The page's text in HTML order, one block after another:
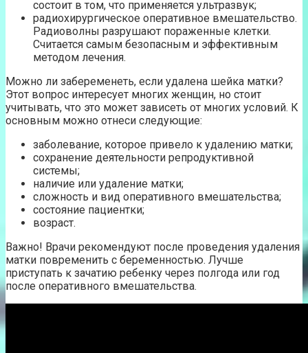
состоит в том, что применяется ультразвук;
радиохирургическое оперативное вмешательство.
Радиоволны разрушают пораженные клетки.
Считается самым безопасным и эффективным
методом лечения.
Можно ли забеременеть, если удалена шейка матки?
Этот вопрос интересует многих женщин, но стоит
учитывать, что это может зависеть от многих условий. К
основным можно отнеси следующие:
заболевание, которое привело к удалению матки;
сохранение деятельности репродуктивной
системы;
наличие или удаление матки;
сложность и вид оперативного вмешательства;
состояние пациентки;
возраст.
Важно! Врачи рекомендуют после проведения удаления
матки повременить с беременностью. Лучше
приступать к зачатию ребенку через полгода или год
после оперативного вмешательства.